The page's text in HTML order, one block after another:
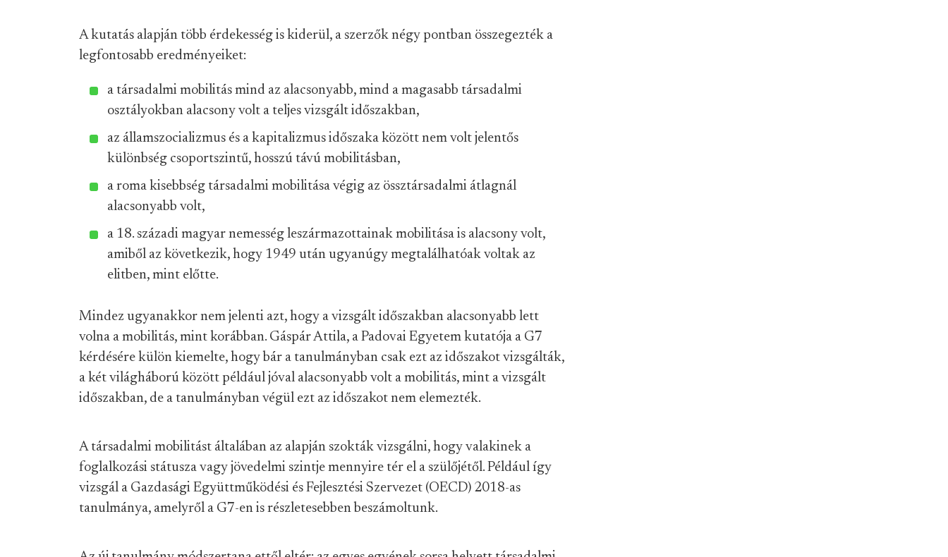
A kutatás alapján több érdekesség is kiderül, a szerzők négy pontban összegezték a
legfontosabb eredményeiket:
a társadalmi mobilitás mind az alacsonyabb, mind a magasabb társadalmi
osztályokban alacsony volt a teljes vizsgált időszakban,
az államszocializmus és a kapitalizmus időszaka között nem volt jelentős
különbség csoportszintű, hosszú távú mobilitásban,
a roma kisebbség társadalmi mobilitása végig az össztársadalmi átlagnál
alacsonyabb volt,
a 18. századi magyar nemesség leszármazottainak mobilitása is alacsony volt,
amiből az következik, hogy 1949 után ugyanúgy megtalálhatóak voltak az
elitben, mint előtte.
Mindez ugyanakkor nem jelenti azt, hogy a vizsgált időszakban alacsonyabb lett
volna a mobilitás, mint korábban. Gáspár Attila, a Padovai Egyetem kutatója a G7
kérdésére külön kiemelte, hogy bár a tanulmányban csak ezt az időszakot vizsgálták,
a két világháború között például jóval alacsonyabb volt a mobilitás, mint a vizsgált
időszakban, de a tanulmányban végül ezt az időszakot nem elemezték.
A társadalmi mobilitást általában az alapján szokták vizsgálni, hogy valakinek a
foglalkozási státusza vagy jövedelmi szintje mennyire tér el a szülőjétől. Például így
vizsgál a Gazdasági Együttműködési és Fejlesztési Szervezet (OECD) 2018-as
tanulmánya, amelyről a G7-en is részletesebben beszámoltunk.